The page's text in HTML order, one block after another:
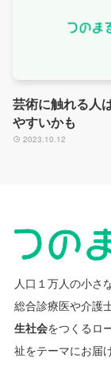
芸術に触れる人
やすいかも
2023.10.12
人口１万人の小さ
総合診療医や介護
生社会をつくるロ
祉をテーマにお届